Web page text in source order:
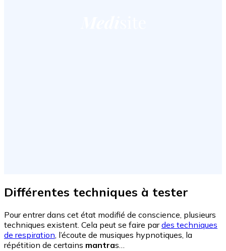
Différentes techniques à tester
Pour entrer dans cet état modifié de conscience, plusieurs
techniques existent. Cela peut se faire pardes techniques
de respiration, l’écoute de musiques hypnotiques, la
répétition de certains mantras…